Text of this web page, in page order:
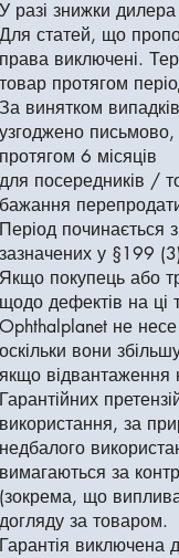
У разі знижки
Для статей, що
права виключені.
товар протягом
За винятком
для посередників /
Період починається
зазначених у §199
Якщо покупець або
щодо дефектів на ці
Ophthalplanet не
оскільки вони
якщо відвантаження
Гарантійних
використання, за
недбалого
вимагаються за
(зокрема, що
догляду за товаром.
Гарантія виключена